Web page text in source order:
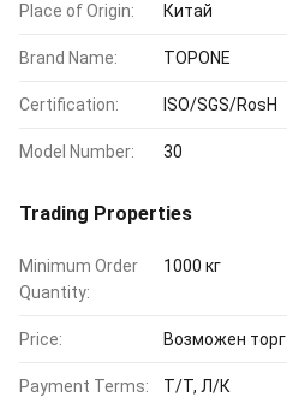
Place of Origin: Китай
Brand Name: TOPONE
Certification: ISO/SGS/RosH
Model Number: 30
Trading Properties
Minimum Order
Quantity:
1000 кг
Price: Возможен торг
Payment Terms: Т/Т, Л/К